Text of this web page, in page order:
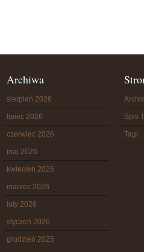
Archiwa
sierpień 2026
lipiec 2026
czerwiec 2026
maj 2026
kwiecień 2026
marzec 2026
luty 2026
styczeń 2026
grudzień 2025
Spis
Tagi